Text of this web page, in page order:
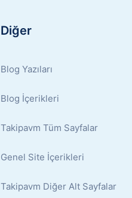
Diğer
Blog Yazıları
Blog İçerikleri
Takipavm Tüm Sayfalar
Genel Site İçerikleri
Takipavm Diğer Alt Sayfalar